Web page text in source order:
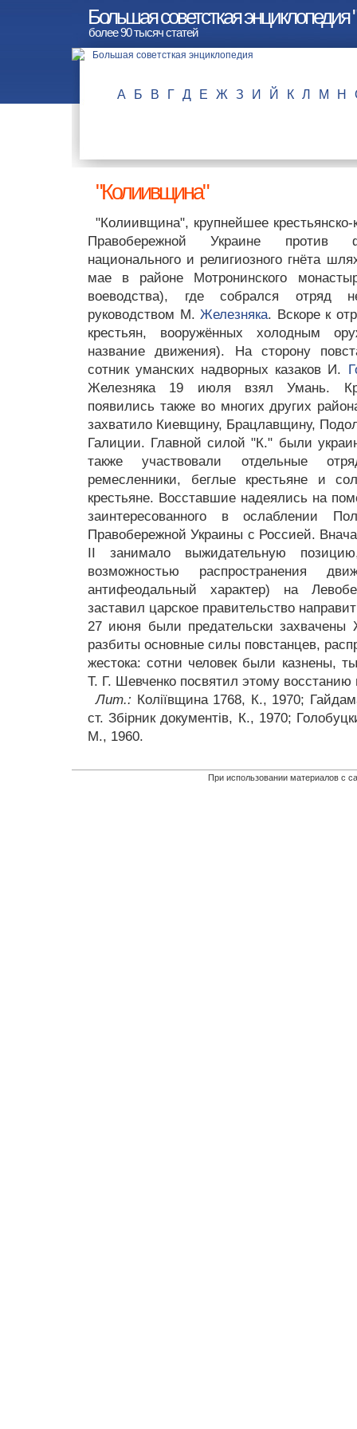
Большая советсткая
более 90 тысяч статей
А Б В Г Д Е Ж З И Й К Л М Н
"Колиивщина"
"Колиивщина", крупнейшее крестьянско-
Правобережной Украине против
национального и религиозного гнёта
мае в районе Мотронинского
воеводства), где собрался отряд
руководством М.Железняка. Вскоре к
крестьян, вооружённых холодным
название движения). На сторону
сотник уманских надворных казаков И.
Железняка 19 июля взял Умань.
появились также во многих других
захватило Киевщину, Брацлавщину,
Галиции. Главной силой "К." были
также участвовали отдельные
ремесленники, беглые крестьяне и
крестьяне. Восставшие надеялись на
заинтересованного в ослаблении
Правобережной Украины с Россией.
II занимало выжидательную
возможностью распространения
антифеодальный характер) на
заставил царское правительство
27 июня были предательски
разбиты основные силы повстанцев,
жестока: сотни человек были казнены,
Т. Г. Шевченко посвятил этому
Лит.: Колiївщина 1768, К., 1970;
ст. Збipник документiв, К., 1970;
М., 1960.
При использовании материалов с